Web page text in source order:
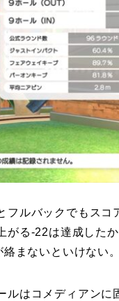
フルバックでもス
がる-22は達成した
まないといけない
ルはコメディアンに